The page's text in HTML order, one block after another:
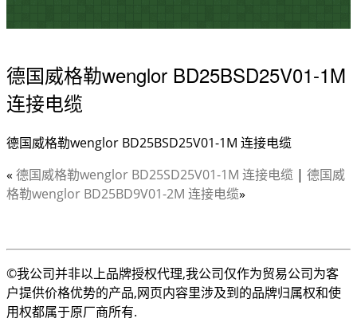
德国威格勒wenglor BD25BSD25V01-1M
连接电缆
德国威格勒wenglor BD25BSD25V01-1M 连接电缆
« 德国威格勒wenglor BD25SD25V01-1M 连接电缆 | 德国威
格勒wenglor BD25BD9V01-2M 连接电缆»
©我公司并非以上品牌授权代理,我公司仅作为贸易公司为客
户提供价格优势的产品,网页内容里涉及到的品牌归属权和使
用权都属于原厂商所有.